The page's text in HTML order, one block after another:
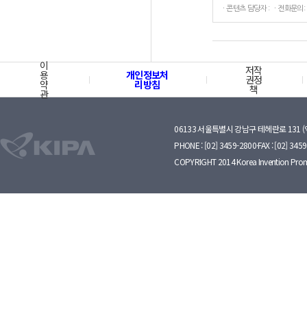
ㆍ콘텐츠 담당자 : ㆍ전화문의:
이
용
약
관
개인정보처
리방침
저작
권정
책
06133 서울특별시 강남구 테헤란로 131 (
PHONE : [02] 3459-2800·FAX : [02]
COPYRIGHT 2014 Korea Invention